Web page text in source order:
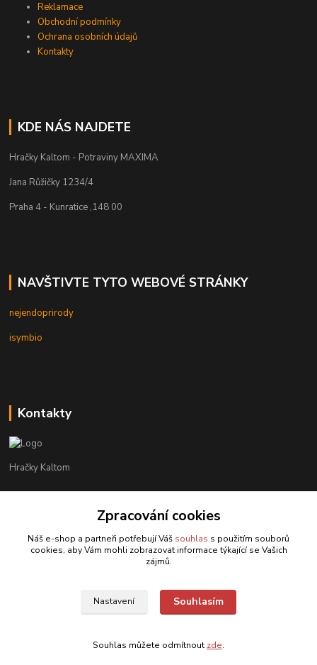
Reklamace
Obchodní podmínky
Ochrana osobních údajů
Kontakty
KDE NÁS NAJDETE
Hračky Kaltom - Potraviny MAXIMA
Jana Růžičky 1234/4
Praha 4 - Kunratice ,148 00
NAVŠTIVTE TYTO WEBOVÉ STRÁNKY
nejendoprirody
isymbio
Kontakty
Hračky Kaltom
+420 777 538 008
hrackykaltom@gmail.com
Zpracování cookies
Náš e-shop a partneři potřebují Váš souhlas s použitím souborů
cookies, aby Vám mohli zobrazovat informace týkající se Vašich
zájmů.
Nastavení Souhlasím
Souhlas můžete odmítnout zde.